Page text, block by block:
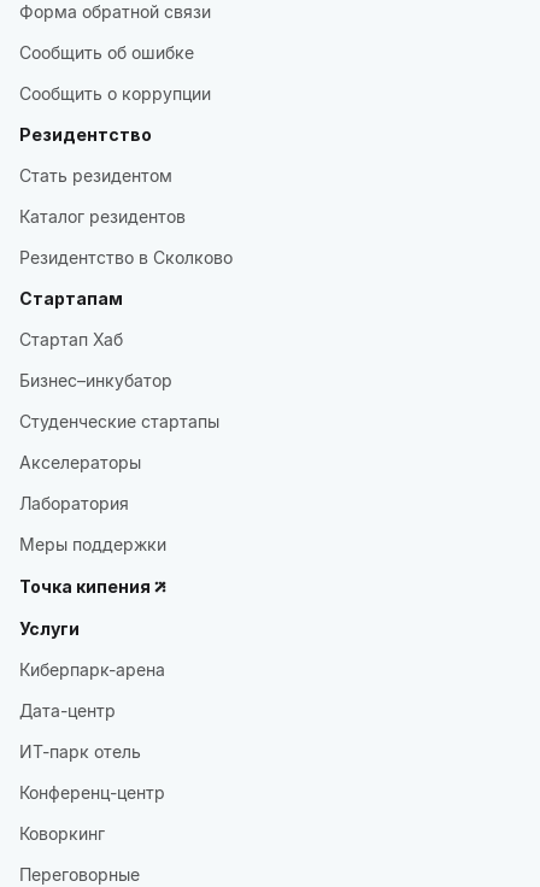
Форма обратной связи
Сообщить об ошибке
Сообщить о коррупции
Резидентство
Стать резидентом
Каталог резидентов
Резидентство в Сколково
Стартапам
Стартап Хаб
Бизнес–инкубатор
Студенческие стартапы
Акселераторы
Лаборатория
Меры поддержки
Точка кипения
Услуги
Киберпарк-арена
Дата-центр
ИТ-парк отель
Конференц-центр
Коворкинг
Переговорные